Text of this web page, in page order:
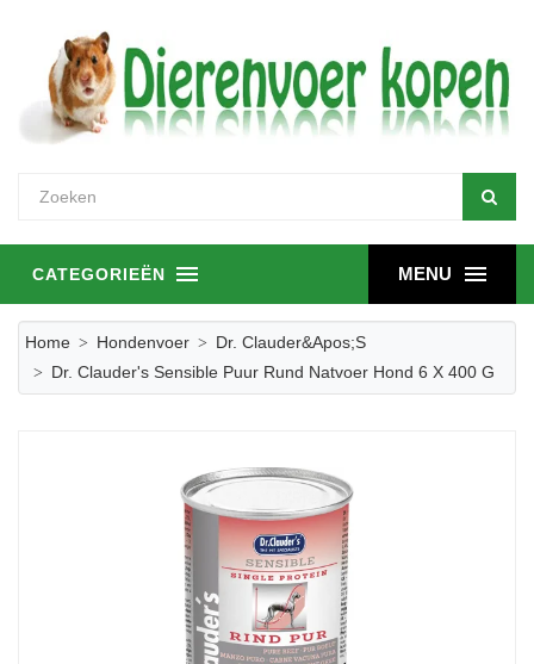
MENU
CATEGORIEËN
Home Hondenvoer
Dr. Clauder&apos;s
Dr. Clauder's Sensible Puur Rund Natvoer Hond 6 X 400 G